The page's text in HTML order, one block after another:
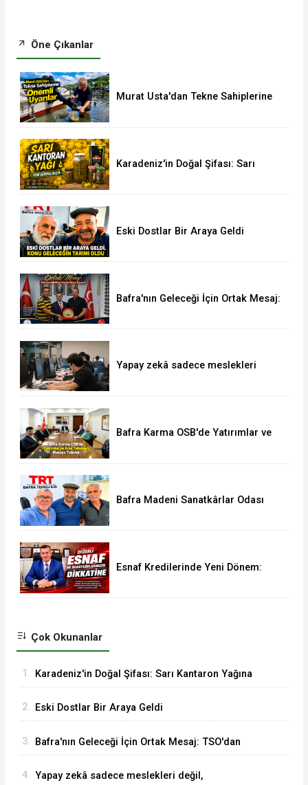
Öne Çıkanlar
Murat Usta'dan Tekne Sahiplerine
Karadeniz'in Doğal Şifası: Sarı
Eski Dostlar Bir Araya Geldi
Bafra'nın Geleceği İçin Ortak Mesaj:
Yapay zekâ sadece meslekleri
Bafra Karma OSB'de Yatırımlar ve
Bafra Madeni Sanatkârlar Odası
Esnaf Kredilerinde Yeni Dönem:
Çok Okunanlar
1. Karadeniz'in Doğal Şifası: Sarı Kantaron Yağına
2. Eski Dostlar Bir Araya Geldi
3. Bafra'nın Geleceği İçin Ortak Mesaj: TSO'dan
4. Yapay zekâ sadece meslekleri değil,